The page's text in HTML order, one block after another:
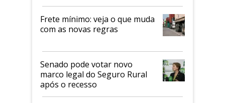
Frete mínimo: veja o que muda
com as novas regras
Senado pode votar novo
marco legal do Seguro Rural
após o recesso